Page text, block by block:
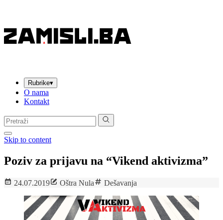
Rubrike▾
O nama
Kontakt
Pretraga:
Skip to content
Poziv za prijavu na “Vikend aktivizma”
24.07.2019 Oštra Nula Dešavanja